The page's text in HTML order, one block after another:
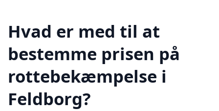
Hvad er med til at
bestemme prisen på
rottebekæmpelse i
Feldborg?